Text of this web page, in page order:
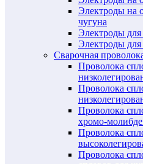
Электроды на
чугуна
Электроды
Электроды
Сварочная
Проволока
Проволока
Проволока
хромо-
Проволока
Проволока